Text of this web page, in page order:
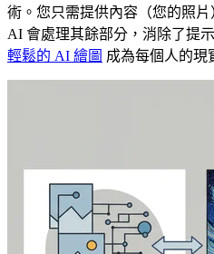
術。您只需提供內容（您的照
AI 會處理其餘部分，消除了提
輕鬆的 AI 繪圖 成為每個人的現